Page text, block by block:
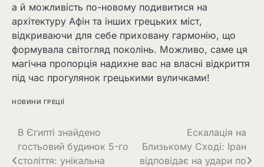
а й можливість по-новому подивитися на
архітектуру Афін та інших грецьких міст,
відкриваючи для себе приховану гармонію, що
формувала світогляд поколінь. Можливо, саме ця
магічна пропорція надихне вас на власні відкриття
під час прогулянок грецькими вуличками!
НОВИНИ ГРЕЦІЇ
В Єгипті знайдено
гостьовий будинок 5-го
століття: унікальна
Ескалація на
Близькому Сході: Іран
відповідає на удари по